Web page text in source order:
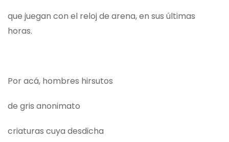
que juegan con el reloj de arena, en sus últimas
horas.
Por acá, hombres hirsutos
de gris anonimato
criaturas cuya desdicha